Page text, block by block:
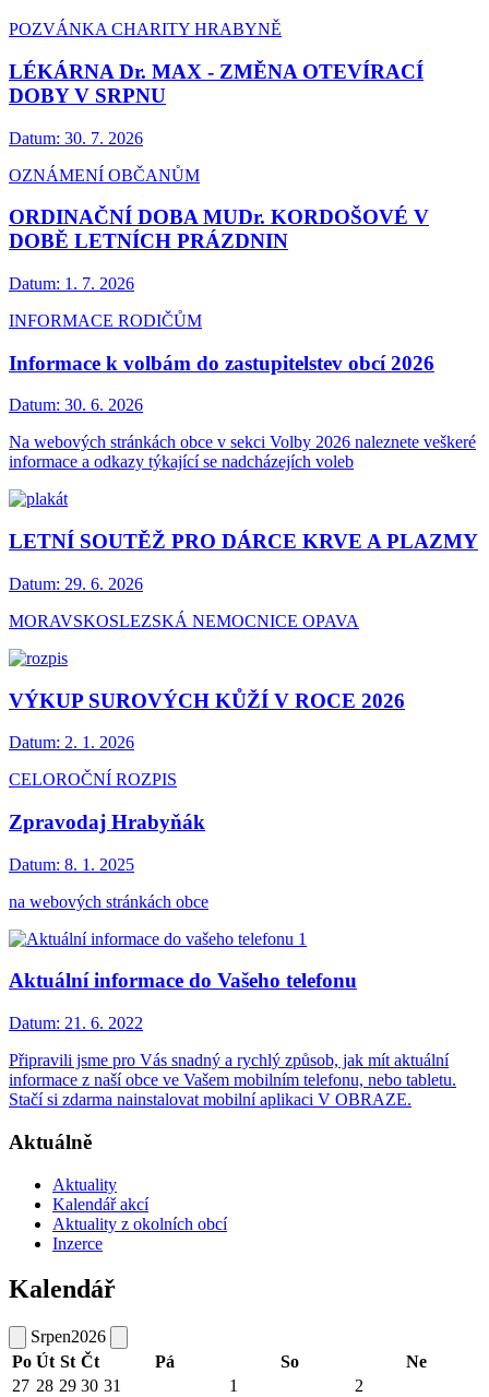
POZVÁNKA CHARITY HRABYNĚ
LÉKÁRNA Dr. MAX - ZMĚNA OTEVÍRACÍ
DOBY V SRPNU
Datum: 30. 7. 2026
OZNÁMENÍ OBČANŮM
ORDINAČNÍ DOBA MUDr. KORDOŠOVÉ V
DOBĚ LETNÍCH PRÁZDNIN
Datum: 1. 7. 2026
INFORMACE RODIČŮM
Informace k volbám do zastupitelstev obcí 2026
Datum: 30. 6. 2026
Na webových stránkách obce v sekci Volby 2026 naleznete veškeré
informace a odkazy týkající se nadcházejích voleb
LETNÍ SOUTĚŽ PRO DÁRCE KRVE A PLAZMY
Datum: 29. 6. 2026
MORAVSKOSLEZSKÁ NEMOCNICE OPAVA
VÝKUP SUROVÝCH KŮŽÍ V ROCE 2026
Datum: 2. 1. 2026
CELOROČNÍ ROZPIS
Zpravodaj Hrabyňák
Datum: 8. 1. 2025
na webových stránkách obce
Aktuální informace do Vašeho telefonu
Datum: 21. 6. 2022
Připravili jsme pro Vás snadný a rychlý způsob, jak mít aktuální
informace z naší obce ve Vašem mobilním telefonu, nebo tabletu.
Stačí si zdarma nainstalovat mobilní aplikaci V OBRAZE.
Aktuálně
Aktuality
Kalendář akcí
Aktuality z okolních obcí
Inzerce
Kalendář
Srpen2026
Po Út St Čt Pá So
Ne
27 28 29 30 31 1
2